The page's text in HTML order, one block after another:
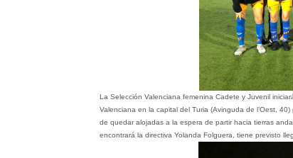
La Selección Valenciana femenina Cadete y Juvenil
Valenciana en la capital del Turia (Avinguda de l’Oest,
de quedar alojadas a la espera de partir hacia tierras
encontrará la directiva Yolanda Folguera, tiene previsto